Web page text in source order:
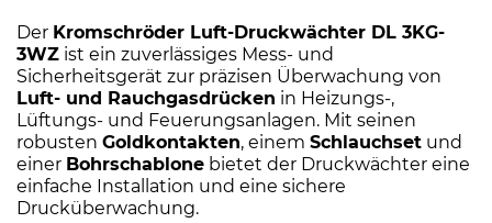
Der Kromschröder Luft-Druckwächter DL 3KG-
3WZ ist ein zuverlässiges Mess- und
Sicherheitsgerät zur präzisen Überwachung von
Luft- und Rauchgasdrücken in Heizungs-,
Lüftungs- und Feuerungsanlagen. Mit seinen
robusten Goldkontakten, einem Schlauchset und
einer Bohrschablone bietet der Druckwächter eine
einfache Installation und eine sichere
Drucküberwachung.